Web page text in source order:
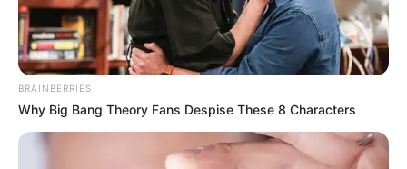
BRAINBERRIES
Why Big Bang Theory Fans Despise These 8 Characters